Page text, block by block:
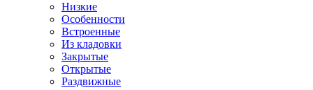
Низкие
Особенности
Встроенные
Из кладовки
Закрытые
Открытые
Раздвижные